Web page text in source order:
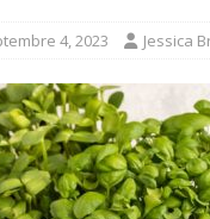
4, 2023 Jessica